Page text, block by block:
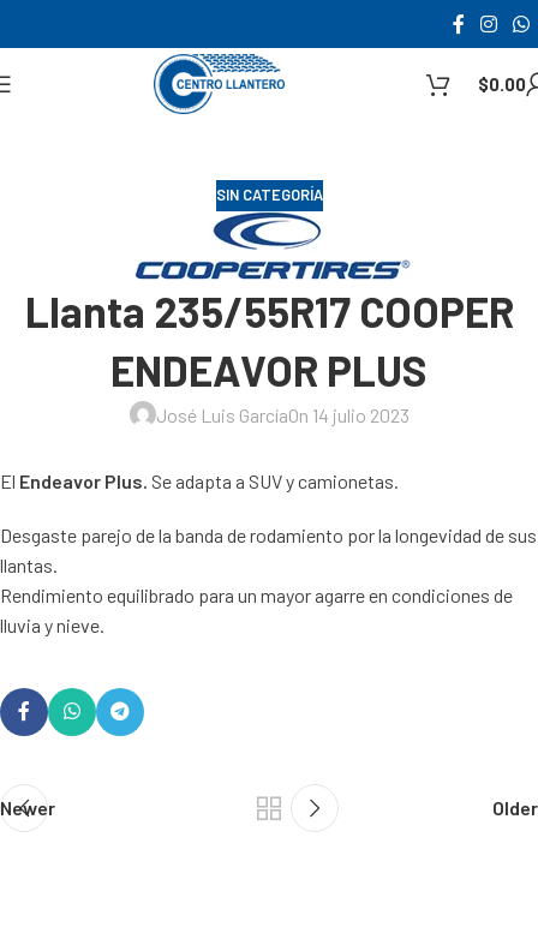
$0.00
SIN CATEGORÍA
Llanta 235/55R17 COOPER
ENDEAVOR PLUS
José Luis GarcíaOn 14 julio 2023
El Endeavor Plus. Se adapta a SUV y camionetas.
Desgaste parejo de la banda de rodamiento por la longevidad de sus
llantas.
Rendimiento equilibrado para un mayor agarre en condiciones de
lluvia y nieve.
Newer Older